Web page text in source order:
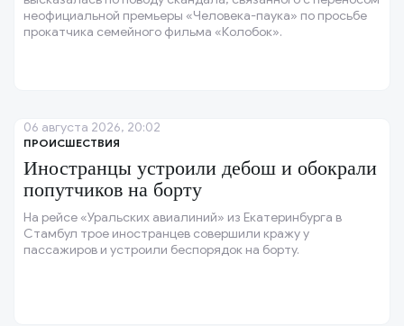
неофициальной премьеры «Человека-паука» по просьбе
прокатчика семейного фильма «Колобок».
ПРОИСШЕСТВИЯ
Иностранцы устроили дебош и обокрали
попутчиков на борту
На рейсе «Уральских авиалиний» из Екатеринбурга в
Стамбул трое иностранцев совершили кражу у
пассажиров и устроили беспорядок на борту.
06 августа 2026, 20:02